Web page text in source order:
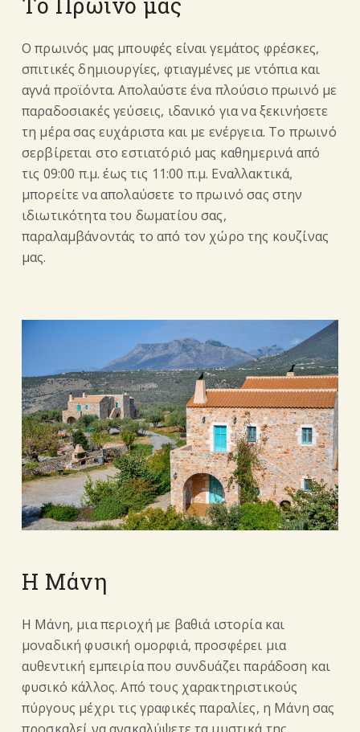
Ο πρωινός μας μπουφές είναι γεμάτος φρέσκες,
σπιτικές δημιουργίες, φτιαγμένες με ντόπια και
αγνά προϊόντα. Απολαύστε ένα πλούσιο πρωινό με
παραδοσιακές γεύσεις, ιδανικό για να ξεκινήσετε
τη μέρα σας ευχάριστα και με ενέργεια. Το πρωινό
σερβίρεται στο εστιατόριό μας καθημερινά από
τις 09:00 π.μ. έως τις 11:00 π.μ. Εναλλακτικά,
μπορείτε να απολαύσετε το πρωινό σας στην
ιδιωτικότητα του δωματίου σας,
παραλαμβάνοντάς το από τον χώρο της κουζίνας
μας.
Η Μάνη
Η Μάνη, μια περιοχή με βαθιά ιστορία και
μοναδική φυσική ομορφιά, προσφέρει μια
αυθεντική εμπειρία που συνδυάζει παράδοση και
φυσικό κάλλος. Από τους χαρακτηριστικούς
πύργους μέχρι τις γραφικές παραλίες, η Μάνη σας